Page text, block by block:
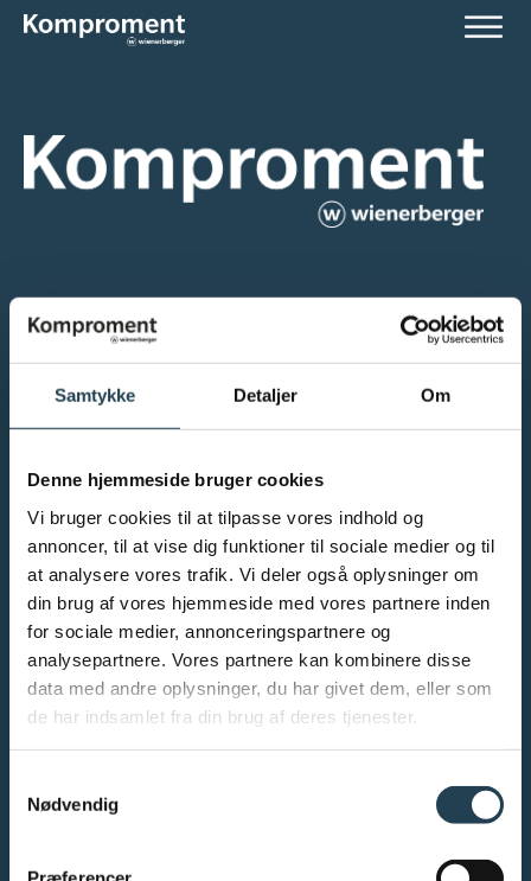
Samtykke Detaljer Om
Denne hjemmeside bruger cookies
Vi bruger cookies til at tilpasse vores indhold og
annoncer, til at vise dig funktioner til sociale medier og til
at analysere vores trafik. Vi deler også oplysninger om
din brug af vores hjemmeside med vores partnere inden
for sociale medier, annonceringspartnere og
analysepartnere. Vores partnere kan kombinere disse
data med andre oplysninger, du har givet dem, eller som
de har indsamlet fra din brug af deres tjenester.
Nødvendig
KONTAKT
Porsborgparken 21, 9530 Støvring
Salg@komproment.dk
INFO
Tag
Facade
Værktøjer og dokumentation
Garantibevis
Salgs- og leveringsbetingelser